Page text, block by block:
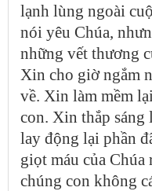
lạnh lùng ngoài
nói yêu Chúa,
những vết thương
Xin cho giờ ngắm
về. Xin làm mềm
con. Xin thắp
lay động lại phần
giọt máu của
chúng con không